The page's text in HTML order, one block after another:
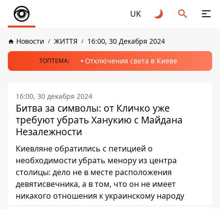
UK
Новости ЖИТТЯ 16:00, 30 Декабря 2024
ТОПТЕМА: Отключения света в Киеве
16:00, 30 декабря 2024
Битва за символы: от Кличко уже
требуют убрать Ханукию с Майдана
Незалежности
Киевляне обратились с петицией о
необходимости убрать менору из центра
столицы: дело не в месте расположения
девятисвечника, а в том, что он не имеет
никакого отношения к украинскому народу